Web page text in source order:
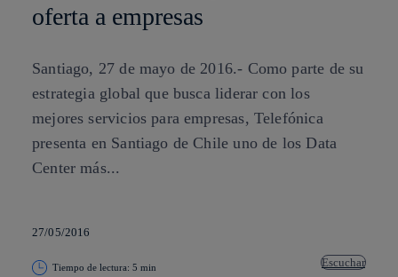
oferta a empresas
Santiago, 27 de mayo de 2016.- Como parte de su
estrategia global que busca liderar con los
mejores servicios para empresas, Telefónica
presenta en Santiago de Chile uno de los Data
Center más...
27/05/2016
Tiempo de lectura: 5 min Escuchar